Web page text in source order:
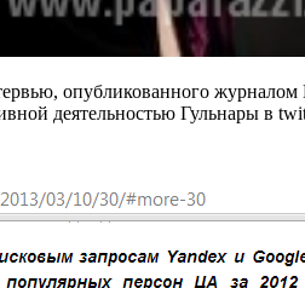
опубликованного
деятельностью Гульнары в